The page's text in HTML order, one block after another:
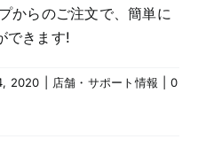
からのご注文で、簡単に
ができます!
2020 店舗・サポート情報
0